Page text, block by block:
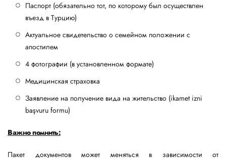
Паспорт (обязательно тот, по которому был осуществлен
въезд в Турцию)
Актуальное свидетельство о семейном положении с
апостилем
4 фотографии (в установленном формате)
Медицинская страховка
Заявление на получение вида на жительство (ikamet izni
başvuru formu)
Важно помнить:
Пакет документов может меняться в зависимости от